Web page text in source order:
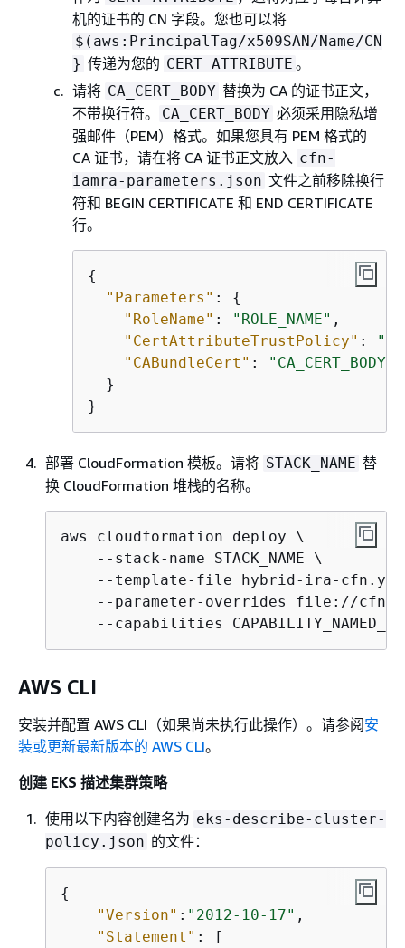
机的证书的 CN 字段。您也可以将
$(aws:PrincipalTag/x509SAN/Name/CN
} 传递为您的 CERT_ATTRIBUTE 。
请将 CA_CERT_BODY 替换为 CA 的证书正文，
不带换行符。
CA_CERT_BODY 必须采用隐私增
强邮件（PEM）格式。如果您具有 PEM 格式的
CA 证书，请在将 CA 证书正文放入 cfn-
iamra-parameters.json 文件之前移除换行
符和 BEGIN CERTIFICATE 和 END CERTIFICATE
行。
{
"Parameters" : {
"RoleName" : "ROLE_NAME" ,
"CertAttributeTrustPolicy" :
"CABundleCert" :
"CA_CERT_BODY"
  }
}
部署 CloudFormation 模板。请将 STACK_NAME 替
换 CloudFormation 堆栈的名称。
aws cloudformation deploy \
    --stack-name STACK_NAME \
--template-file hybrid-ira-
--parameter-overrides file://cfn-
--capabilities
AWS CLI
安装并配置 AWS CLI（如果尚未执行此操作）。请参阅安
装或更新最新版本的 AWS CLI。
创建 EKS 描述集群策略
使用以下内容创建名为 eks-describe-cluster-
policy.json 的文件：
{
"Version" : "2012-10-17" ,
"Statement" : [